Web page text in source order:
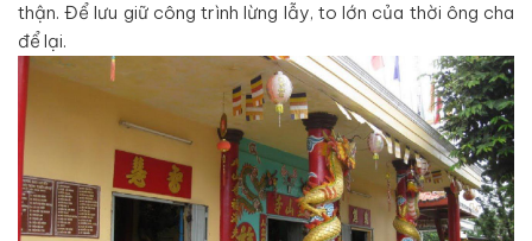
thận. Để lưu giữ công trình lừng lẫy, to lớn của thời ông cha
để lại.